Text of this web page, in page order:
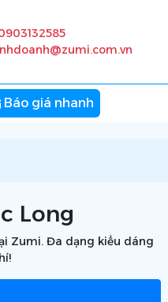
Báo giá nhanh
Long
Zumi. Đa dạng kiểu dáng